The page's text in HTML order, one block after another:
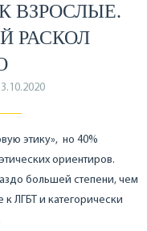
ВЗРОСЛЫЕ.
РАСКОЛ
этику», но 40%
ориентиров.
большей степени, чем
ЛГБТ и категорически